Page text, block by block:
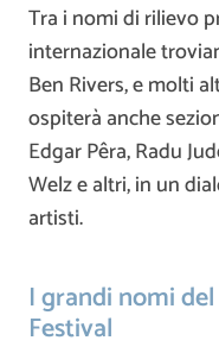
Tra i nomi di rilievo
internazionale
Ben Rivers, e molti
ospiterà anche
Edgar Pêra, Radu
Welz e altri, in un
artisti.
I grandi nomi
Festival